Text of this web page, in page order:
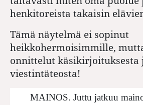
henkitoreista takaisin
Tämä näytelmä ei sopinut
heikkohermoisimmille,
onnittelut käsikirjoituksesta
viestintäteosta!
MAINOS. Juttu jatkuu